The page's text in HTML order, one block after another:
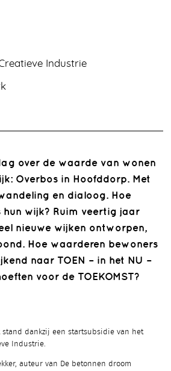
Industrie
over de waarde van wonen
Overbos in Hoofddorp. Met
en dialoog. Hoe
hun wijk? Ruim veertig jaar
nieuwe wijken ontworpen,
Hoe waarderen bewoners
naar TOEN – in het NU –
voor de TOEKOMST?
stand dankzij een startsubsidie van het
Industrie.
auteur van De betonnen droom